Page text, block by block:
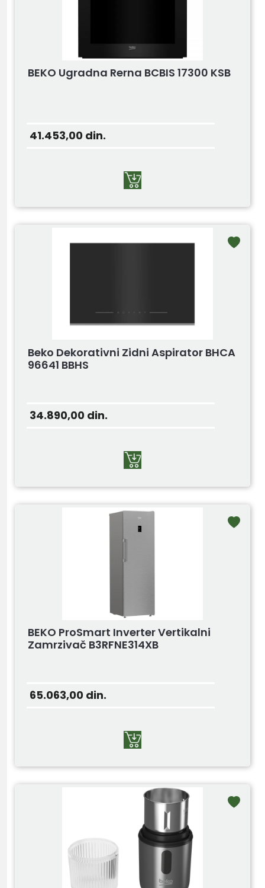
BEKO Ugradna Rerna BCBIS 17300 KSB
41.453,00 din.
Beko Dekorativni Zidni Aspirator BHCA
96641 BBHS
34.890,00 din.
BEKO ProSmart Inverter Vertikalni
Zamrzivač B3RFNE314XB
65.063,00 din.